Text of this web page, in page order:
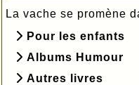
La vache se promène
Pour les enfants
Albums Humour
Autres livres